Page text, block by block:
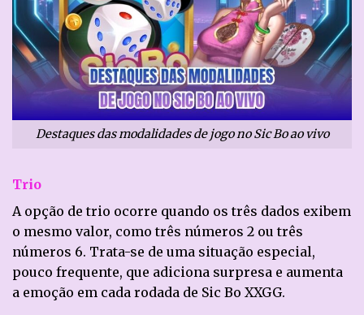
Destaques das modalidades de jogo no Sic Bo ao vivo
Trio
A opção de trio ocorre quando os três dados exibem
o mesmo valor, como três números 2 ou três
números 6. Trata-se de uma situação especial,
pouco frequente, que adiciona surpresa e aumenta
a emoção em cada rodada de Sic Bo XXGG.